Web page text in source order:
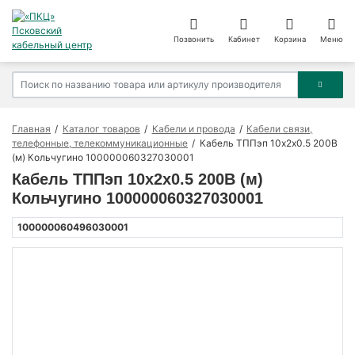
Позвонить Кабинет Корзина Меню
Главная Каталог товаров Кабели и провода
Кабели связи,
телефонные, телекоммуникационные
Кабель ТППэп 10х2х0.5 200В
(м) Кольчугино 100000060327030001
Кабель ТППэп 10х2х0.5 200В (м)
Кольчугино 100000060327030001
100000060496030001